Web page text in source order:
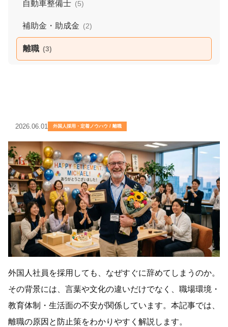
自動車整備士 (5)
補助金・助成金 (2)
離職 (3)
2026.06.01 外国人採用・定着ノウハウ / 離職
外国人社員を採用しても、なぜすぐに辞めてしまうのか。
その背景には、言葉や文化の違いだけでなく、職場環境・
教育体制・生活面の不安が関係しています。本記事では、
離職の原因と防止策をわかりやすく解説します。